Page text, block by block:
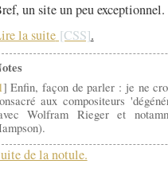
un site un peu exceptionnel.
la suite
.
1] Enfin, façon de parler : je ne
aux compositeurs
Wolfram Rieger et
de la notule.